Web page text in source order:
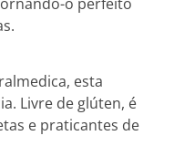
esta
Livre de glúten, é
e praticantes de